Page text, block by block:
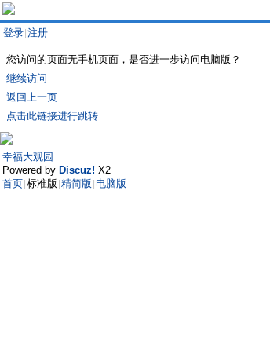
登录 注册
您访问的页面无手机页面，是否进一步访问电脑版？
继续访问
返回上一页
点击此链接进行跳转
幸福大观园
Powered by Discuz! X2
首页 标准版 精简版 电脑版